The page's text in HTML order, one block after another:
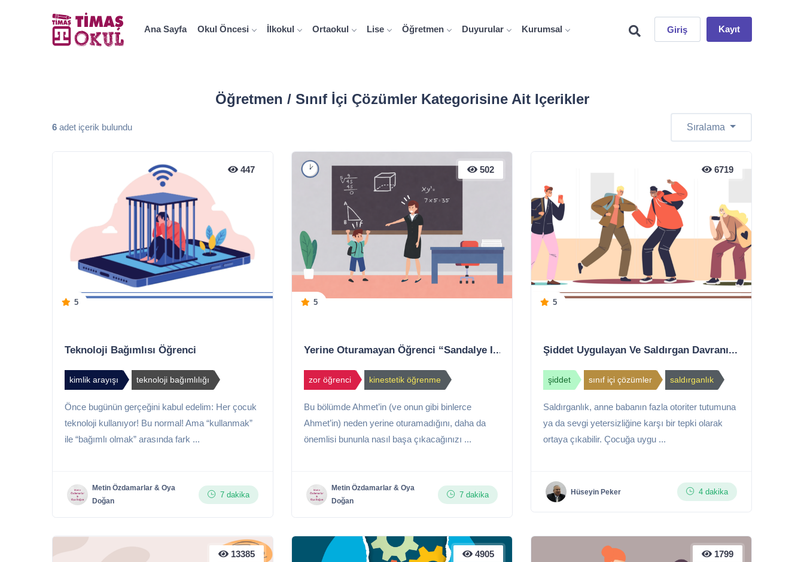
Ana Sayfa Okul Öncesi İlkokul Ortaokul Lise Öğretmen Duyurular Kurumsal Giriş Kayıt
Öğretmen / Sınıf İçi Çözümler Kategorisine Ait Içerikler
6 adet içerik bulundu Sıralama
447
5
Teknoloji Bağımlısı Öğrenci
kimlik arayışı teknoloji bağımlılığı
Önce bugünün gerçeğini kabul edelim: Her çocuk
teknoloji kullanıyor! Bu normal! Ama “kullanmak”
ile “bağımlı olmak” arasında fark ...
Metin Özdamarlar & Oya
Doğan
7 dakika
502
5
Yerine Oturamayan Öğrenci “Sandalye I...
zor öğrenci kinestetik öğrenme
Bu bölümde Ahmet’in (ve onun gibi binlerce
Ahmet’in) neden yerine oturamadığını, daha da
önemlisi bununla nasıl başa çıkacağınızı ...
Metin Özdamarlar & Oya
Doğan
7 dakika
6719
5
Şiddet Uygulayan Ve Saldırgan Davranı...
şiddet sınıf içi çözümler saldırganlık
Saldırganlık, anne babanın fazla otoriter tutumuna
ya da sevgi yetersizliğine karşı bir tepki olarak
ortaya çıkabilir. Çocuğa uygu ...
Hüseyin Peker 4 dakika
13385 4905 1799